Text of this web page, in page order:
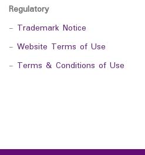
Regulatory
- Trademark Notice
- Website Terms of Use
- Terms & Conditions of Use